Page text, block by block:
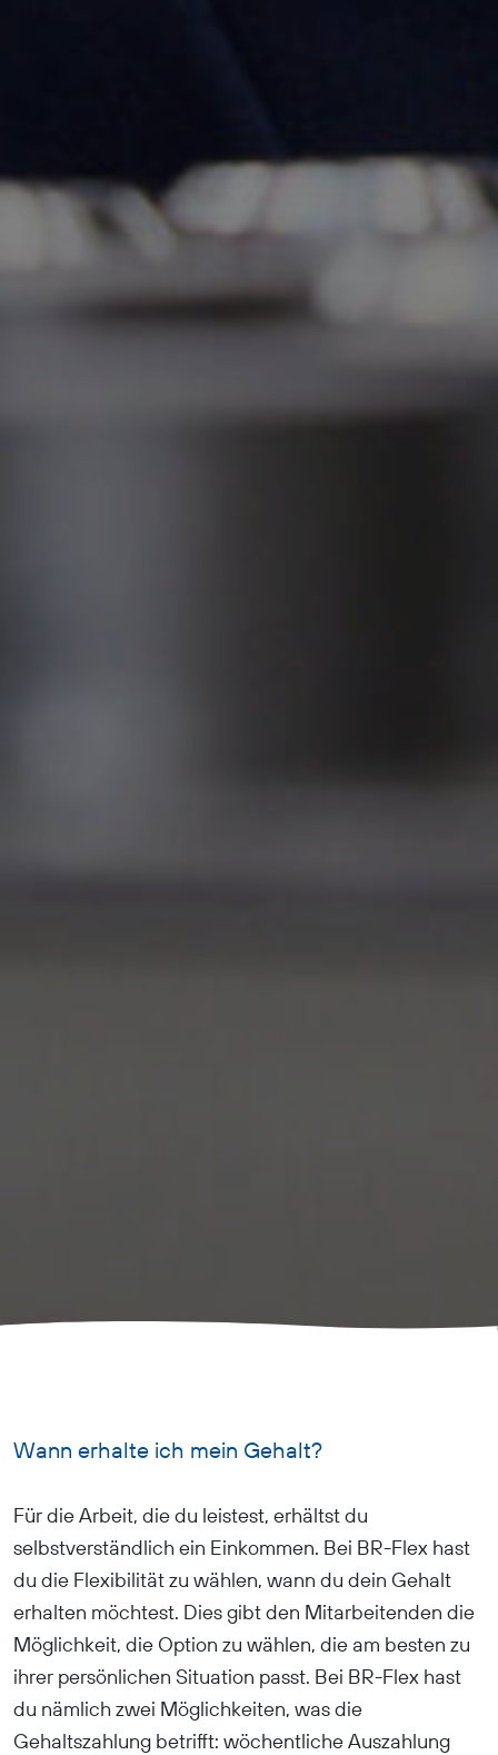
Wann erhalte ich mein Gehalt?
Für die Arbeit, die du leistest, erhältst du
selbstverständlich ein Einkommen. Bei BR-Flex hast
du die Flexibilität zu wählen, wann du dein Gehalt
erhalten möchtest. Dies gibt den Mitarbeitenden die
Möglichkeit, die Option zu wählen, die am besten zu
ihrer persönlichen Situation passt. Bei BR-Flex hast
du nämlich zwei Möglichkeiten, was die
Gehaltszahlung betrifft: wöchentliche Auszahlung